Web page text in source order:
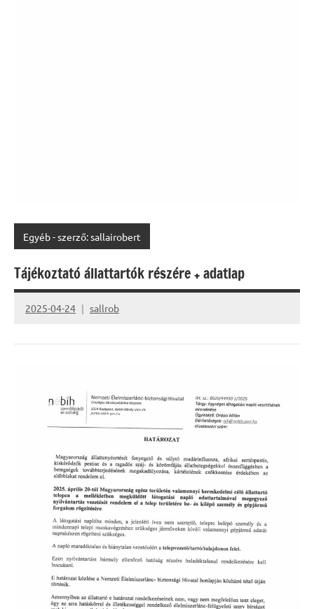
Egyéb - szerző: sallairobert
Tájékoztató állattartók részére + adatlap
2025-04-24 sallrob